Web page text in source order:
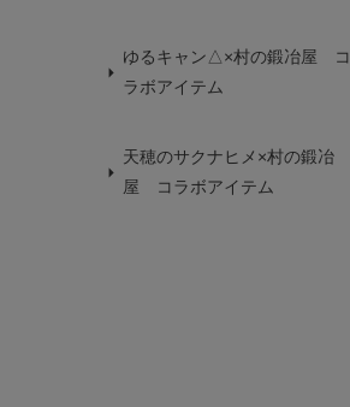
ゆるキャン△×村の鍛冶屋 コ
ラボアイテム
天穂のサクナヒメ×村の鍛冶
屋 コラボアイテム